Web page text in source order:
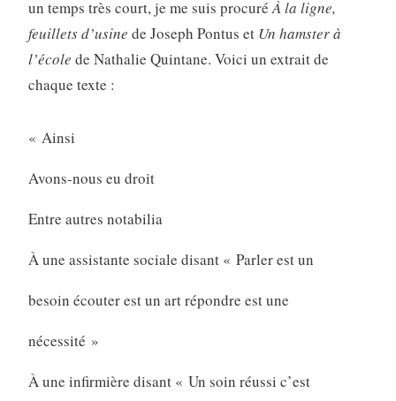
un temps très court, je me suis procuré À la ligne,
feuillets d’usine de Joseph Pontus et Un hamster à
l’école de Nathalie Quintane. Voici un extrait de
chaque texte :
« Ainsi
Avons-nous eu droit
Entre autres notabilia
À une assistante sociale disant « Parler est un
besoin écouter est un art répondre est une
nécessité »
À une infirmière disant « Un soin réussi c’est